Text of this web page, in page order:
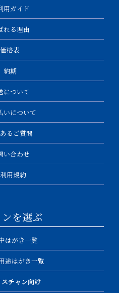
用ガイド
れる理由
価格表
納期
について
いについて
るご質問
い合わせ
用規約
を選ぶ
はがき一覧
途はがき一覧
スチャン向け